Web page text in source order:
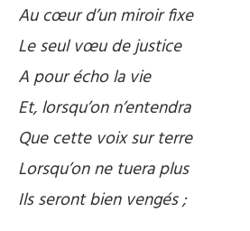
Au cœur d’un miroir fixe
Le seul vœu de justice
A pour écho la vie
Et, lorsqu’on n’entendra
Que cette voix sur terre
Lorsqu’on ne tuera plus
Ils seront bien vengés ;